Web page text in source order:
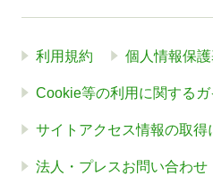
利用規約 個人情報保
Cookie等の利用に関する
サイトアクセス情報の取得
法人・プレスお問い合わせ